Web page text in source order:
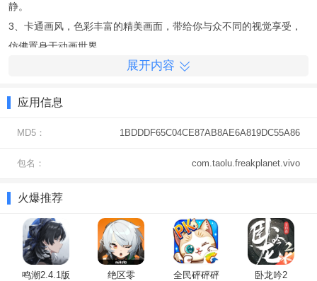
静。
3、卡通画风，色彩丰富的精美画面，带给你与众不同的视觉享受，
仿佛置身于动画世界。
4、幽默剧情，妙奇星球充满趣味的故事情节，定能给你带来无尽的
游戏优势
1、怪物收集，每收集一个怪物，你就能解锁相应的图鉴，享受丰厚
个性之美。
以自由分配经验。
4、排队打怪，每当你击败一只怪物后，记得及时领取经验，不然将
无法获得相应的收益。
展开内容
应用信息
MD5： 1BDDDF65C04CE87AB8AE6A819DC55A86
包名： com.taolu.freakplanet.vivo
火爆推荐
鸣潮2.4.1版 绝区零 全民砰砰砰 卧龙吟2